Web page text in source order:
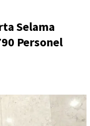
Selama
Personel